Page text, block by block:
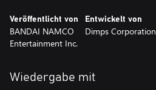
Veröffentlicht von
BANDAI NAMCO
Entertainment Inc.
Entwickelt von
Dimps Corporation
Wiedergabe mit